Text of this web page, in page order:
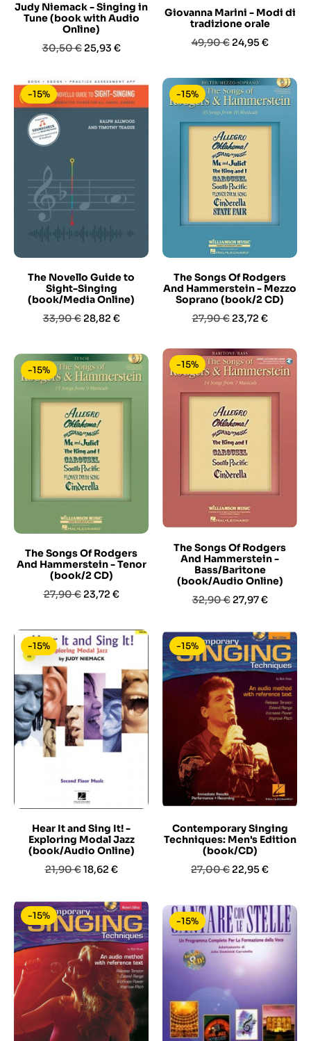
Judy Niemack - Singing in
Tune (book with Audio
Online)
Prezzo
30,50 € Prezzo
25,93 €
Giovanna Marini - Modi di
tradizione orale
Prezzo
49,90 € Prezzo
24,95 €
The Novello Guide to
Sight-Singing
(book/Media Online)
Prezzo
33,90 € Prezzo
28,82 €
-15%
The Songs Of Rodgers
And Hammerstein - Mezzo
Soprano (book/2 CD)
Prezzo
27,90 € Prezzo
23,72 €
-15%
The Songs Of Rodgers
And Hammerstein - Tenor
(book/2 CD)
Prezzo
27,90 € Prezzo
23,72 €
-15%
The Songs Of Rodgers
And Hammerstein -
Bass/Baritone
(book/Audio Online)
Prezzo
32,90 € Prezzo
27,97 €
-15%
Hear It and Sing It! -
Exploring Modal Jazz
(book/Audio Online)
Prezzo
21,90 €Prezzo
18,62 €
-15%
Contemporary Singing
Techniques: Men's Edition
(book/CD)
Prezzo
27,00 € Prezzo
22,95 €
-15%
-15% -15%